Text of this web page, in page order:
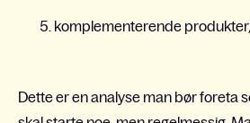
komplementerende
Dette er en analyse man bør foreta